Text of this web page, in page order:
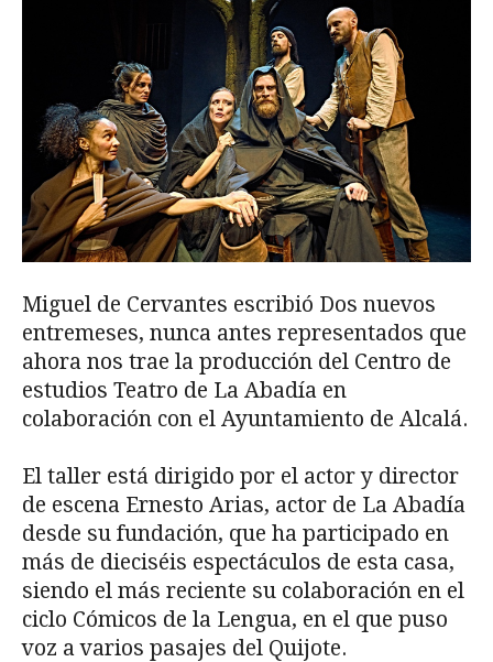
Miguel de Cervantes escribió Dos nuevos
entremeses, nunca antes representados que
ahora nos trae la producción del Centro de
estudios Teatro de La Abadía en
colaboración con el Ayuntamiento de Alcalá.
El taller está dirigido por el actor y director
de escena Ernesto Arias, actor de La Abadía
desde su fundación, que ha participado en
más de dieciséis espectáculos de esta casa,
siendo el más reciente su colaboración en el
ciclo Cómicos de la Lengua, en el que puso
voz a varios pasajes del Quijote.